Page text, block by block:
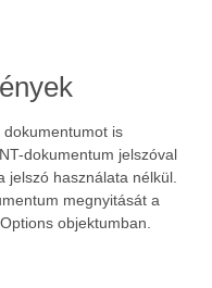
dokumentumot is
dokumentum jelszóval
használata nélkül.
megnyitását a
objektumban.